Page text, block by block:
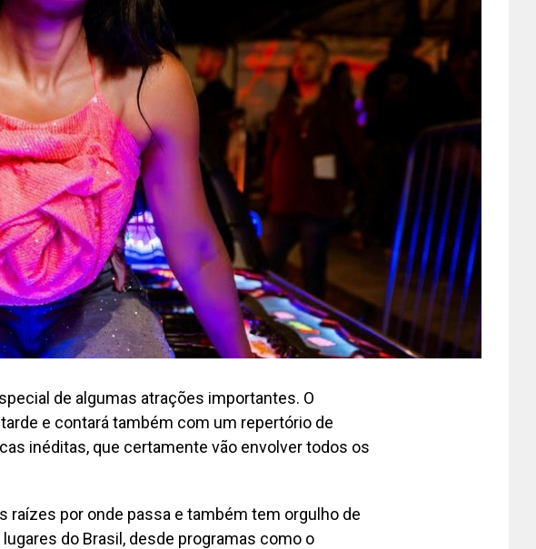
de algumas atrações importantes. O
e contará também com um repertório de
inéditas, que certamente vão envolver todos os
raízes por onde passa e também tem orgulho de
do Brasil, desde programas como o